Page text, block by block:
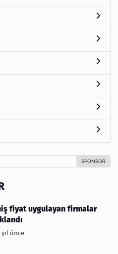
fiyat uygulayan firmalar
yıl önce